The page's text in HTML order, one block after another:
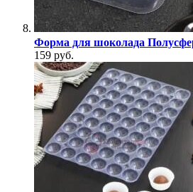
Форма для шоколада
159 руб.